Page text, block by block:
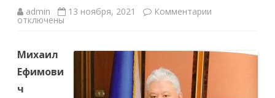
admin 13 ноября, 2021 Комментарии
сын,
отключены
Михаил
Ефимови
ч